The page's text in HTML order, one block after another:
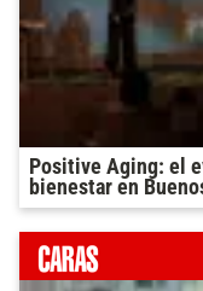
Positive Aging: el
bienestar en